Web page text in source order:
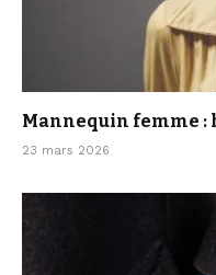
Mannequin femme
23 mars 2026